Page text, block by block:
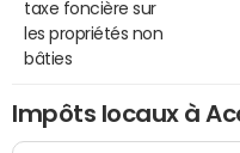
taxe foncière sur
les propriétés non
bâties
Impôts locaux à